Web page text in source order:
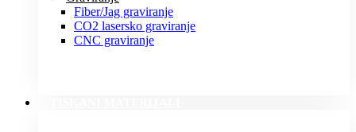
Fiber/Jag graviranje
CO2 lasersko graviranje
CNC graviranje